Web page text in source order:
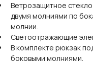
Ветрозащитное
двумя молниями по
молнии.
Светоотражающие
В комплекте рюкзак
боковыми молниями.